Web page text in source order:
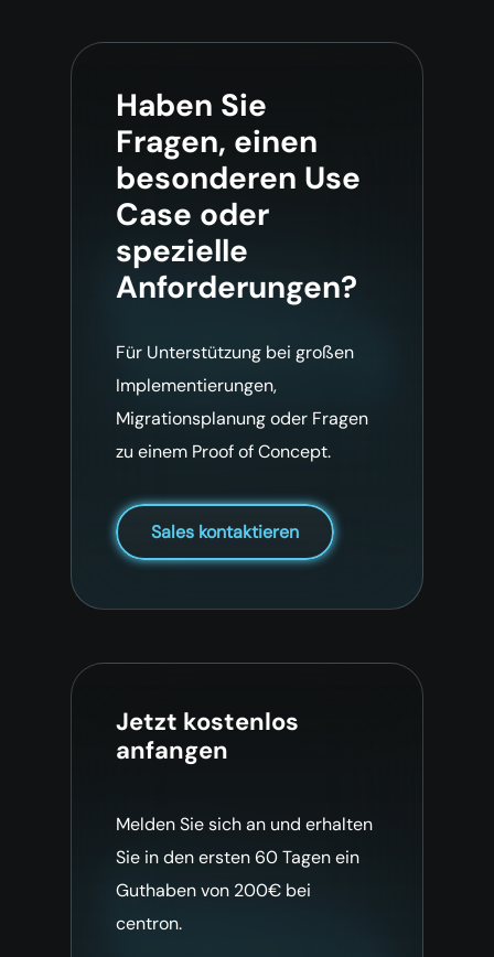
Haben Sie
Fragen, einen
besonderen Use
Case oder
spezielle
Anforderungen?
Für Unterstützung bei großen
Implementierungen,
Migrationsplanung oder Fragen
zu einem Proof of Concept.
Sales kontaktieren
Jetzt kostenlos
anfangen
Melden Sie sich an und erhalten
Sie in den ersten 60 Tagen ein
Guthaben von 200€ bei
centron.